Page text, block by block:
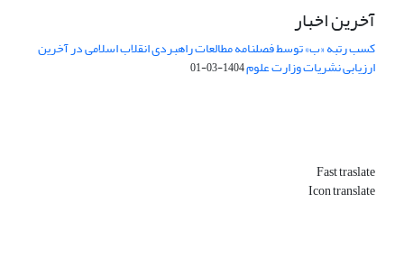
آخرین اخبار
کسب رتبه «ب» توسط فصلنامه مطالعات راهبردی انقلاب اسلامی در آخرین
ارزیابی نشریات وزارت علوم1404-03-01
Fast traslate
Icon translate